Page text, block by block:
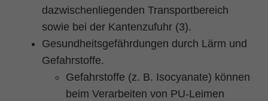
dazwischenliegenden Transportbereich
sowie bei der Kantenzufuhr (3).
Gesundheitsgefährdungen durch Lärm und
Gefahrstoffe.
Gefahrstoffe (z. B. Isocyanate) können
beim Verarbeiten von PU-Leimen